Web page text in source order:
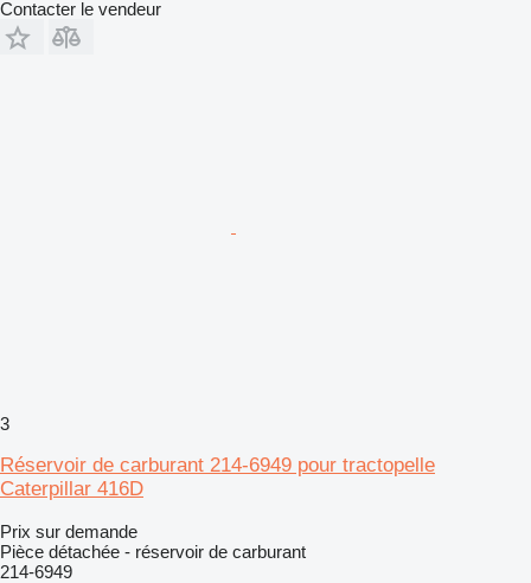
Contacter le vendeur
3
Réservoir de carburant 214-6949 pour tractopelle
Caterpillar 416D
Prix sur demande
Pièce détachée - réservoir de carburant
214-6949